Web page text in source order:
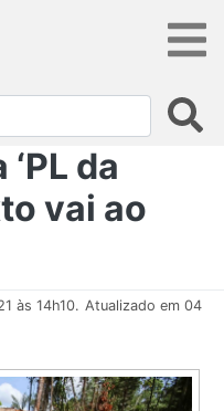
da
vai ao
às 14h10. Atualizado em 04